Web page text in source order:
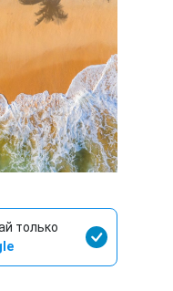
только